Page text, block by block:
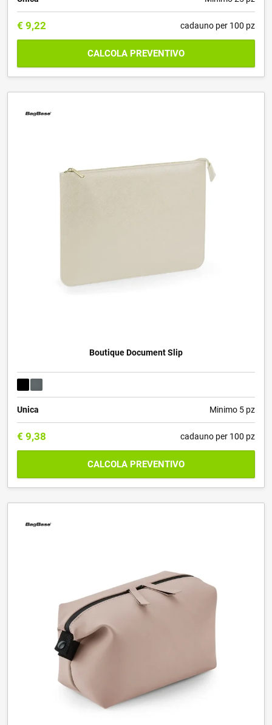
€ 9,22 cadauno per 100 pz
CALCOLA PREVENTIVO
Boutique Document Slip
Unica Minimo 5 pz
€ 9,38 cadauno per 100 pz
CALCOLA PREVENTIVO